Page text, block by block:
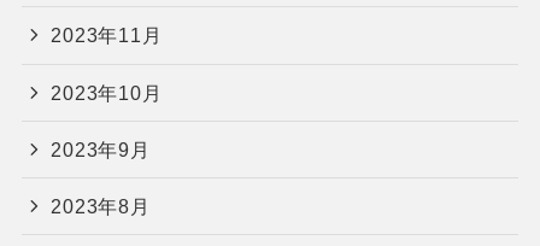
2023年11月
2023年10月
2023年9月
2023年8月